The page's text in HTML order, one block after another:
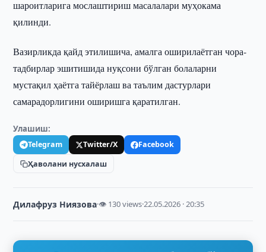
шароитларига мослаштириш масалалари муҳокама
қилинди.
Вазирликда қайд этилишича, амалга оширилаётган чора-
тадбирлар эшитишида нуқсони бўлган болаларни
мустақил ҳаётга тайёрлаш ва таълим дастурлари
самарадорлигини оширишга қаратилган.
Улашиш:
Telegram Twitter/X
Facebook
Ҳаволани нусхалаш
Дилафруз Ниязова·👁 130 views·22.05.2026 · 20:35